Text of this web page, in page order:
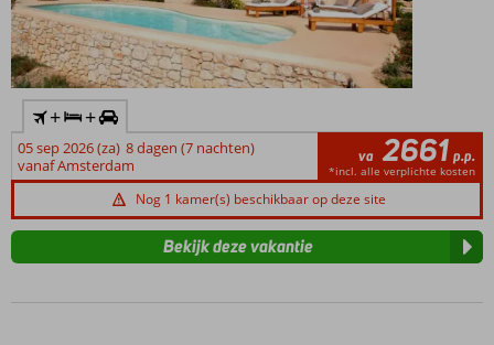
+ +
05 sep 2026 (za) 8 dagen (7 nachten)
vanaf Amsterdam
va 2661 p.p.
*incl. alle verplichte kosten
Nog 1 kamer(s) beschikbaar op deze site
Bekijk deze vakantie